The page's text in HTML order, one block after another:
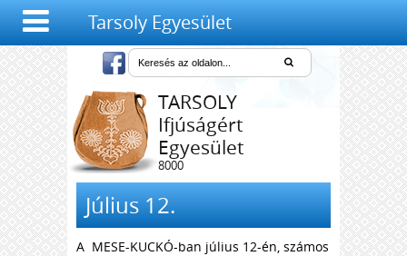
Tarsoly Egyesület
TARSOLY
Ifjúságért
Egyesület
8000
Székesfehérvár,
Július 12.
A MESE-KUCKÓ-ban július 12-én, számos